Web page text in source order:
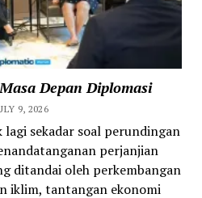
Depan Diplomasi
9, 2026
sekadar soal perundingan
perjanjian
ditandai oleh perkembangan
iklim, tantangan ekonomi